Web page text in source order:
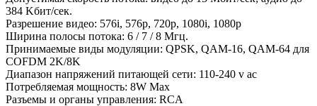
384 Kбит/сек.
Разрешение видео: 576i, 576p, 720p, 1080i, 1080p
Ширина полосы потока: 6 / 7 / 8 Mгц.
Принимаемые виды модуляции: QPSK, QAM-16, QAM-64 для
COFDM 2K/8K
Диапазон напряжений питающей сети: 110-240 v ac
Потребляемая мощность: 8W Max
Разъемы и органы управления: RCA